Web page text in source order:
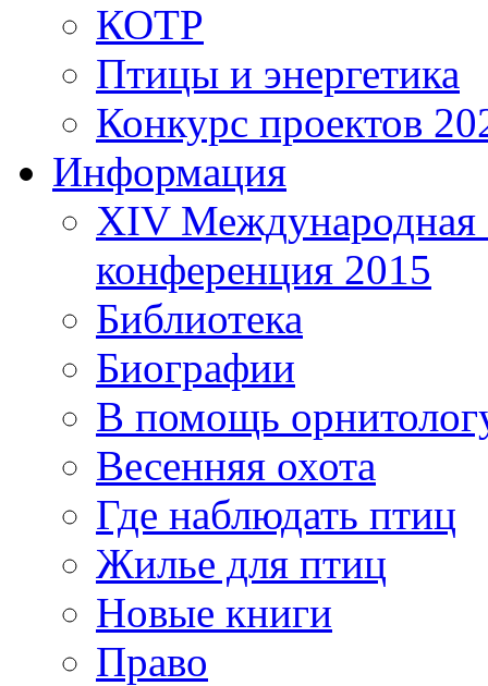
КОТР
Птицы и энергетика
Конкурс проектов
Информация
XIV Международная
конференция 2015
Библиотека
Биографии
В помощь
Весенняя охота
Где наблюдать птиц
Жилье для птиц
Новые книги
Право